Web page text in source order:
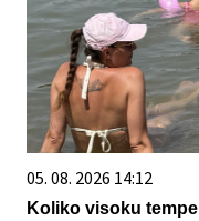
05. 08. 2026 14:12
Koliko visoku